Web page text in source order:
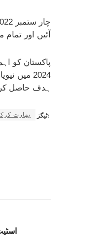
آئیں اور
ہدف حاصل
ٹیگز: بھارت